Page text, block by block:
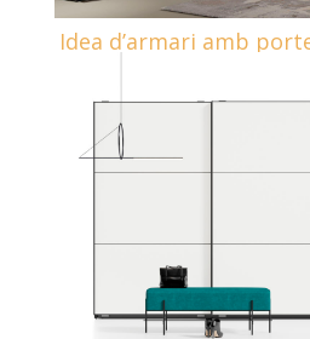
Idea d’armari amb